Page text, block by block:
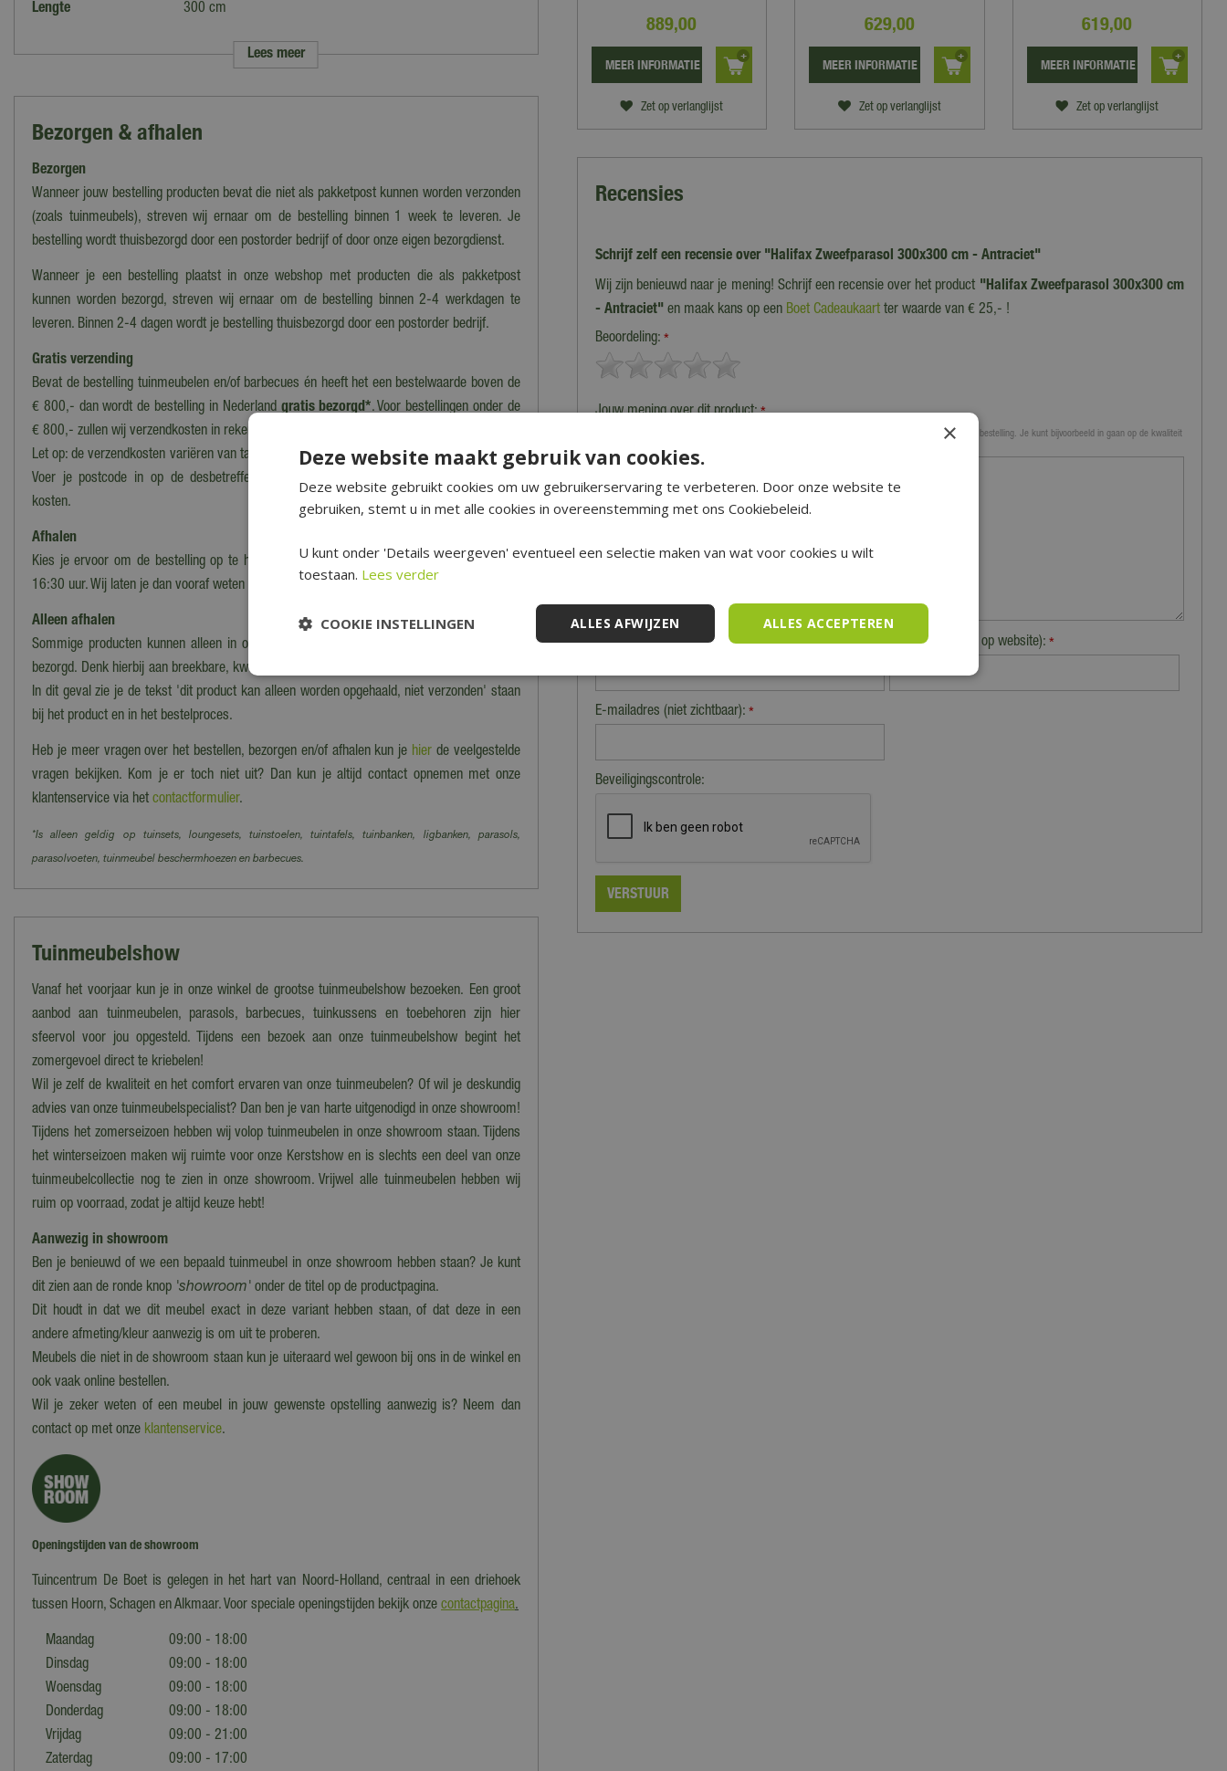
Lengte
300 cm
Hoogte
255 cm
Lees meer
Bezorgen & afhalen
Bezorgen
Wanneer jouw bestelling producten bevat die niet als pakketpost kunnen worden verzonden
(zoals tuinmeubels), streven wij ernaar om de bestelling binnen 1 week te leveren. Je
bestelling wordt thuisbezorgd door een postorder bedrijf of door onze eigen bezorgdienst.
Wanneer je een bestelling plaatst in onze webshop met producten die als pakketpost
kunnen worden bezorgd, streven wij ernaar om de bestelling binnen 2-4 werkdagen te
leveren. Binnen 2-4 dagen wordt je bestelling thuisbezorgd door een postorder bedrijf.
Gratis verzending
Bevat de bestelling tuinmeubelen en/of barbecues én heeft het een bestelwaarde boven de
€ 800,- dan wordt de bestelling in Nederland gratis bezorgd*. Voor bestellingen onder de
€ 800,- zullen wij verzendkosten in rekening brengen.
Let op: de verzendkosten variëren van tarief i.v.m. grootte en het gewicht van de bestelling.
Voer je postcode in op de desbetreffende productpagina voor een berekening van de
kosten.
Afhalen
Kies je ervoor om de bestelling op te halen in ons magazijn/onze winkel dan kan dat tot
16:30 uur. Wij laten je dan vooraf weten wanneer en waar de bestelling precies klaarstaat.
Alleen afhalen
Sommige producten kunnen alleen in onze winkel worden afgehaald en worden dus niet
bezorgd. Denk hierbij aan breekbare, kwetsbare, zware of moeilijk te vervoeren producten.
In dit geval zie je de tekst 'dit product kan alleen worden opgehaald, niet verzonden' staan
bij het product en in het bestelproces.
Heb je meer vragen over het bestellen, bezorgen en/of afhalen kun je hier de veelgestelde
vragen bekijken. Kom je er toch niet uit? Dan kun je altijd contact opnemen met onze
klantenservice via het contactformulier.
*Is alleen geldig op tuinsets, loungesets, tuinstoelen, tuintafels, tuinbanken, ligbanken, parasols,
parasolvoeten, tuinmeubel beschermhoezen en barbecues.
Tuinmeubelshow
Vanaf het voorjaar kun je in onze winkel de grootse tuinmeubelshow bezoeken. Een groot
aanbod aan tuinmeubelen, parasols, barbecues, tuinkussens en toebehoren zijn hier
sfeervol voor jou opgesteld. Tijdens een bezoek aan onze tuinmeubelshow begint het
zomergevoel direct te kriebelen!
Wil je zelf de kwaliteit en het comfort ervaren van onze tuinmeubelen? Of wil je deskundig
advies van onze tuinmeubelspecialist? Dan ben je van harte uitgenodigd in onze showroom!
Tijdens het zomerseizoen hebben wij volop tuinmeubelen in onze showroom staan. Tijdens
het winterseizoen maken wij ruimte voor onze Kerstshow en is slechts een deel van onze
tuinmeubelcollectie nog te zien in onze showroom. Vrijwel alle tuinmeubelen hebben wij
ruim op voorraad, zodat je altijd keuze hebt!
Aanwezig in showroom
Ben je benieuwd of we een bepaald tuinmeubel in onze showroom hebben staan? Je kunt
dit zien aan de ronde knop 'showroom' onder de titel op de productpagina.
Dit houdt in dat we dit meubel exact in deze variant hebben staan, of dat deze in een
andere afmeting/kleur aanwezig is om uit te proberen.
Meubels die niet in de showroom staan kun je uiteraard wel gewoon bij ons in de winkel en
ook vaak online bestellen.
Wil je zeker weten of een meubel in jouw gewenste opstelling aanwezig is? Neem dan
contact op met onze klantenservice.
Openingstijden van de showroom
Tuincentrum De Boet is gelegen in het hart van Noord-Holland, centraal in een driehoek
tussen Hoorn, Schagen en Alkmaar. Voor speciale openingstijden bekijk onze contactpagina.
Maandag
09:00 - 18:00
Dinsdag
09:00 - 18:00
Woensdag
09:00 - 18:00
Donderdag
09:00 - 18:00
Vrijdag
09:00 - 21:00
Zaterdag
09:00 - 17:00
889,00
Zet op verlanglijst
MEER INFORMATIE
629,00
Zet op verlanglijst
MEER INFORMATIE
619,00
Zet op verlanglijst
MEER INFORMATIE
Recensies
Schrijf zelf een recensie over "Halifax Zweefparasol 300x300 cm - Antraciet"
Wij zijn benieuwd naar je mening! Schrijf een recensie over het product "Halifax Zweefparasol 300x300 cm
- Antraciet"en maak kans op een Boet Cadeaukaartter waarde van € 25,- !
Beoordeling: *
Jouw mening over dit product:*
Let op: deze recensie gaat over het product en niet over ons tuincentrum, de service of levering van je bestelling. Je kunt bijvoorbeeld in gaan op de kwaliteit
Naam (zichtbaar op website):* Plaats (zichtbaar op website):*
E-mailadres (niet zichtbaar): *
Beveiligingscontrole:
×
Deze website maakt gebruik van cookies.
Deze website gebruikt cookies om uw gebruikerservaring te verbeteren. Door onze website te
gebruiken, stemt u in met alle cookies in overeenstemming met ons Cookiebeleid.
U kunt onder 'Details weergeven' eventueel een selectie maken van wat voor cookies u wilt
toestaan. Lees verder
ALLES ACCEPTEREN
ALLES AFWIJZEN
COOKIE INSTELLINGEN